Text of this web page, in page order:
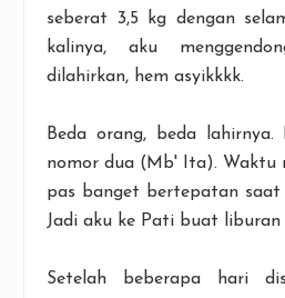
seberat 3,5 kg dengan
kalinya, aku
dilahirkan, hem asyikkkk.
Beda orang, beda
nomor dua (Mb' Ita). Waktu
pas banget bertepatan saat
Jadi aku ke Pati buat liburan
Setelah beberapa hari